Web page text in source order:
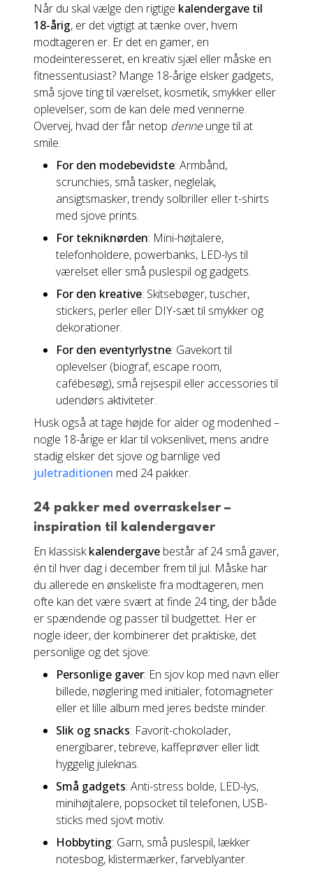
Når du skal vælge den rigtige kalendergave til
18-årig, er det vigtigt at tænke over, hvem
modtageren er. Er det en gamer, en
modeinteresseret, en kreativ sjæl eller måske en
fitnessentusiast? Mange 18-årige elsker gadgets,
små sjove ting til værelset, kosmetik, smykker eller
oplevelser, som de kan dele med vennerne.
Overvej, hvad der får netop denneunge til at
smile.
For den modebevidste: Armbånd,
scrunchies, små tasker, neglelak,
ansigtsmasker, trendy solbriller eller t-shirts
med sjove prints.
For tekniknørden: Mini-højtalere,
telefonholdere, powerbanks, LED-lys til
værelset eller små puslespil og gadgets.
For den kreative: Skitsebøger, tuscher,
stickers, perler eller DIY-sæt til smykker og
dekorationer.
For den eventyrlystne: Gavekort til
oplevelser (biograf, escape room,
cafébesøg), små rejsespil eller accessories til
udendørs aktiviteter.
Husk også at tage højde for alder og modenhed –
nogle 18-årige er klar til voksenlivet, mens andre
stadig elsker det sjove og barnlige ved
juletraditionen med 24 pakker.
24 pakker med overraskelser –
inspiration til kalendergaver
En klassiskkalendergave består af 24 små gaver,
én til hver dag i december frem til jul. Måske har
du allerede en ønskeliste fra modtageren, men
ofte kan det være svært at finde 24 ting, der både
er spændende og passer til budgettet. Her er
nogle ideer, der kombinerer det praktiske, det
personlige og det sjove:
Personlige gaver: En sjov kop med navn eller
billede, nøglering med initialer, fotomagneter
eller et lille album med jeres bedste minder.
Slik og snacks: Favorit-chokolader,
energibarer, tebreve, kaffeprøver eller lidt
hyggelig juleknas.
Små gadgets: Anti-stress bolde, LED-lys,
minihøjtalere, popsocket til telefonen, USB-
sticks med sjovt motiv.
Hobbyting: Garn, små puslespil, lækker
notesbog, klistermærker, farveblyanter.